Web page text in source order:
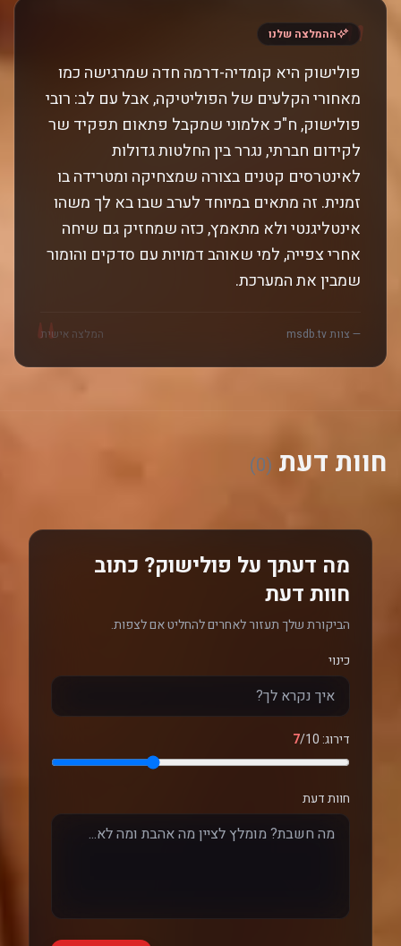
"
"
ההמלצה שלנו
פולישוק היא קומדיה-דרמה חדה שמרגישה כמו
מאחורי הקלעים של הפוליטיקה, אבל עם לב: רובי
פולישוק, ח"כ אלמוני שמקבל פתאום תפקיד שר
לקידום חברתי, נגרר בין החלטות גדולות
לאינטרסים קטנים בצורה שמצחיקה ומטרידה בו
זמנית. זה מתאים במיוחד לערב שבו בא לך משהו
אינטליגנטי ולא מתאמץ, כזה שמחזיק גם שיחה
אחרי צפייה, למי שאוהב דמויות עם סדקים והומור
שמבין את המערכת.
— צוות msdb.tv המלצה אישית
חוות דעת (0)
מה דעתך על פולישוק? כתוב
חוות דעת
הביקורת שלך תעזור לאחרים להחליט אם לצפות.
כינוי
דירוג: 7/10
חוות דעת